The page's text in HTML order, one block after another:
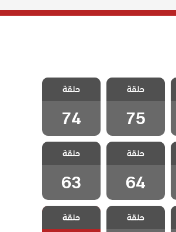
مسلسل ثلاث
اخوات الحلقة
75
حلقة
75
مسلسل ثلاث
اخوات الحلقة
74
حلقة
74
مسلسل ثلاث
اخوات الحلقة
64
حلقة
64
مسلسل ثلاث
اخوات الحلقة
63
حلقة
63
مسلسل ثلاث
اخوات الحلقة
حلقة
مسلسل ثلاث
اخوات الحلقة
حلقة